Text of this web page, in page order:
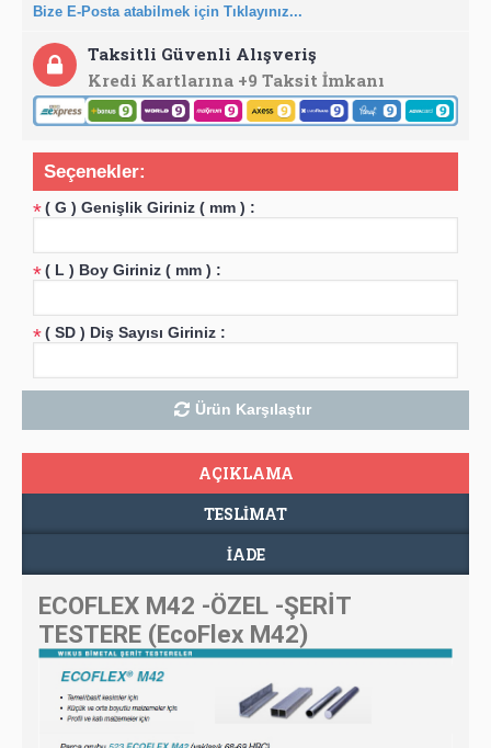
Bize E-Posta atabilmek için Tıklayınız...
Taksitli Güvenli Alışveriş
Kredi Kartlarına +9 Taksit İmkanı
Seçenekler:
*( G ) Genişlik Giriniz ( mm ) :
*( L ) Boy Giriniz ( mm ) :
*( SD ) Diş Sayısı Giriniz :
Ürün Karşılaştır
AÇIKLAMA
TESLIMAT
İADE
ECOFLEX M42 -ÖZEL -ŞERİT
TESTERE (EcoFlex M42)